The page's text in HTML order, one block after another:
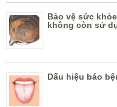
Bảo vệ sức
không còn sử
Dấu hiệu báo